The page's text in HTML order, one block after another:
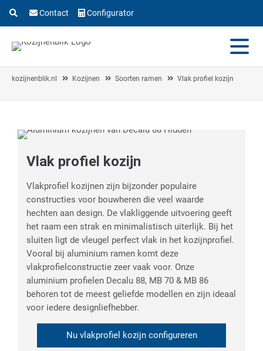
Contact Configurator
kozijnenblik.nl Kozijnen Soorten ramen Vlak profiel kozijn
Vlak profiel kozijn
Vlakprofiel kozijnen zijn bijzonder populaire
constructies voor bouwheren die veel waarde
hechten aan design. De vlakliggende uitvoering geeft
het raam een strak en minimalistisch uiterlijk. Bij het
sluiten ligt de vleugel perfect vlak in het kozijnprofiel.
Vooral bij aluminium ramen komt deze
vlakprofielconstructie zeer vaak voor. Onze
aluminium profielen Decalu 88, MB 70 & MB 86
behoren tot de meest geliefde modellen en zijn ideaal
voor iedere designliefhebber.
Nu vlakprofiel kozijn configureren